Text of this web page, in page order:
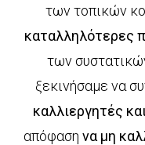
GR EN
των τοπικών
καταλληλότερες
των
ξεκινήσαμε να
καλλιεργητές
απόφαση να μη